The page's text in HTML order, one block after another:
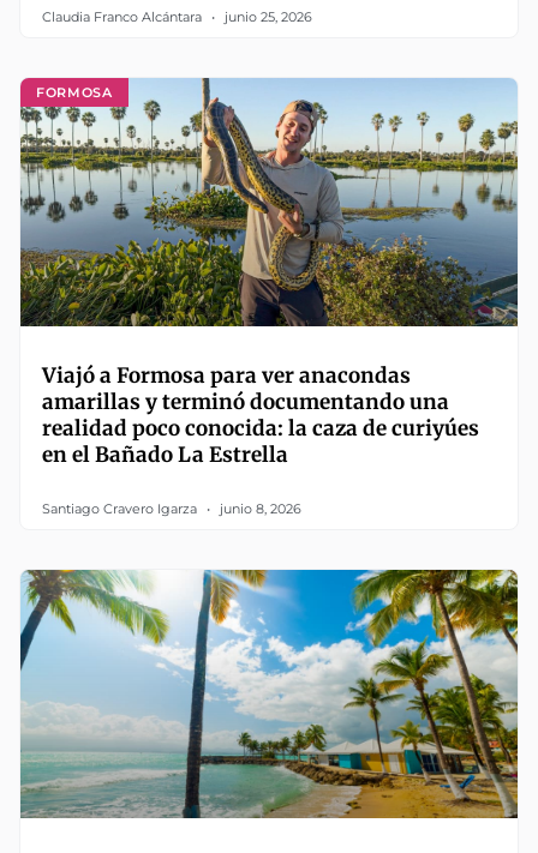
Claudia Franco Alcántara junio 25, 2026
FORMOSA
Viajó a Formosa para ver anacondas
amarillas y terminó documentando una
realidad poco conocida: la caza de curiyúes
en el Bañado La Estrella
Santiago Cravero Igarza junio 8, 2026